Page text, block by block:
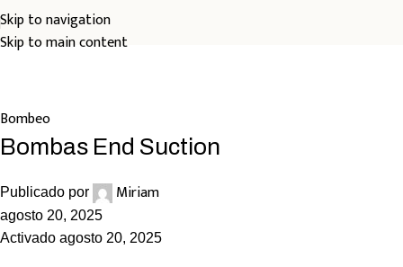
Skip to navigation
Skip to main content
Bombeo
Bombas End Suction
Publicado por Miriam
agosto 20, 2025
Activado agosto 20, 2025